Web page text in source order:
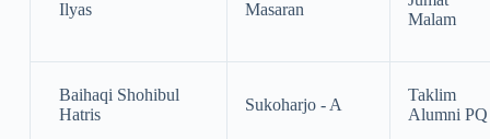
Ilyas Masaran
Malam
Baihaqi Shohibul
Hatris
Sukoharjo - A
Taklim
Alumni PQ